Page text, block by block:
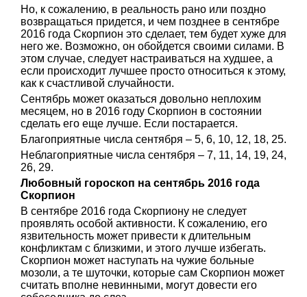
Но, к сожалению, в реальность рано или поздно
возвращаться придется, и чем позднее в сентябре
2016 года Скорпион это сделает, тем будет хуже для
него же. Возможно, он обойдется своими силами. В
этом случае, следует настраиваться на худшее, а
если происходит лучшее просто относиться к этому,
как к счастливой случайности.
Сентябрь может оказаться довольно неплохим
месяцем, но в 2016 году Скорпион в состоянии
сделать его еще лучше. Если постарается.
Благоприятные числа сентября – 5, 6, 10, 12, 18, 25.
Неблагоприятные числа сентября – 7, 11, 14, 19, 24,
26, 29.
Любовный гороскоп на сентябрь 2016 года
Скорпион
В сентябре 2016 года Скорпиону не следует
проявлять особой активности. К сожалению, его
язвительность может привести к длительным
конфликтам с близкими, и этого лучше избегать.
Скорпион может наступать на чужие больные
мозоли, а те шуточки, которые сам Скорпион может
считать вполне невинными, могут довести его